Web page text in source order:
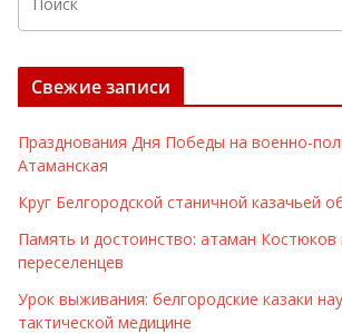
Свежие записи
Празднования Дня Победы на военно-
Атаманская
Круг Белгородской станичной казачьей
Память и достоинство: атаман Костюков
переселенцев
Урок выживания: белгородские казаки
тактической медицине